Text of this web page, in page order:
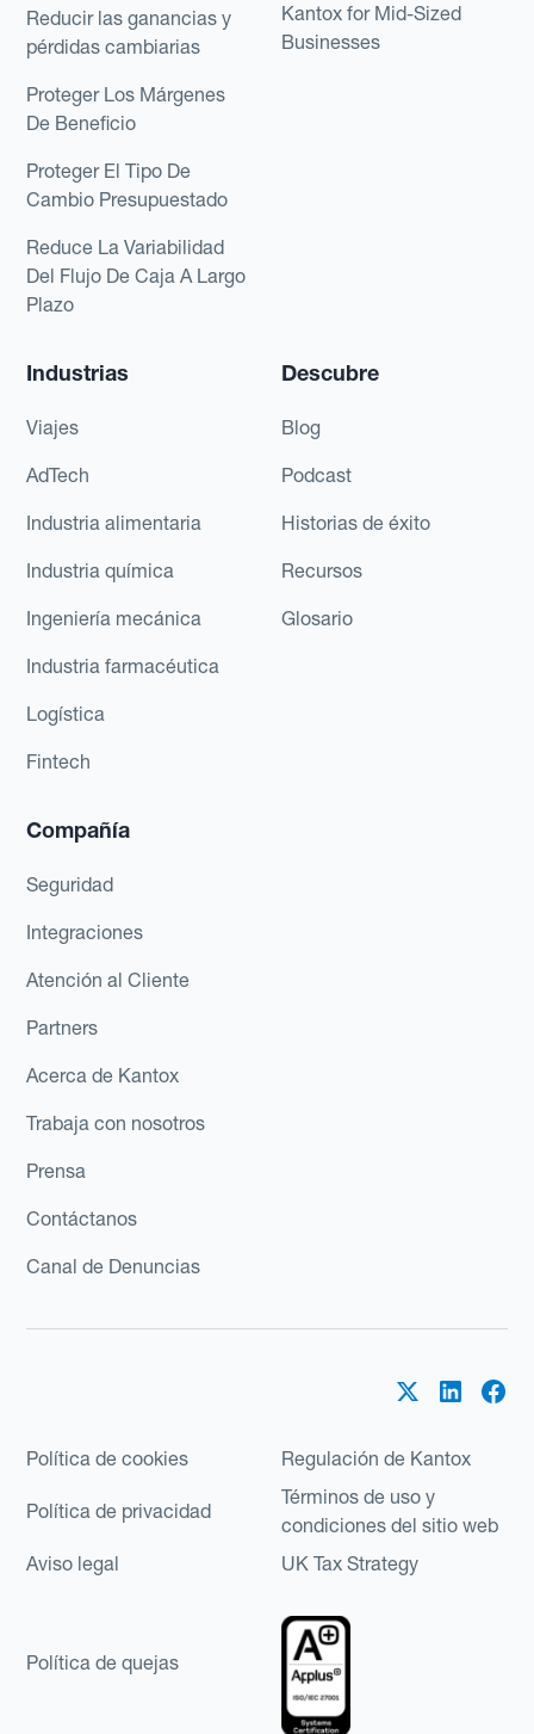
Reducir las ganancias y
pérdidas cambiarias
Proteger Los Márgenes
De Beneficio
Proteger El Tipo De
Cambio Presupuestado
Reduce La Variabilidad
Del Flujo De Caja A Largo
Plazo
Kantox for Mid-Sized
Businesses
Industrias
Viajes
AdTech
Industria alimentaria
Industria química
Ingeniería mecánica
Industria farmacéutica
Logística
Fintech
Descubre
Blog
Podcast
Historias de éxito
Recursos
Glosario
Compañía
Seguridad
Integraciones
Atención al Cliente
Partners
Acerca de Kantox
Trabaja con nosotros
Prensa
Contáctanos
Canal de Denuncias
Política de cookies Regulación de Kantox
Política de privacidad
Términos de uso y
condiciones del sitio web
Aviso legal
UK Tax Strategy
Política de quejas